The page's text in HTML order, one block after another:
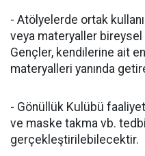
- Atölyelerde ortak
veya materyaller bireysel
Gençler, kendilerine ait
materyalleri yanında
- Gönüllük Kulübü
ve maske takma vb.
gerçekleştirilebilecektir.